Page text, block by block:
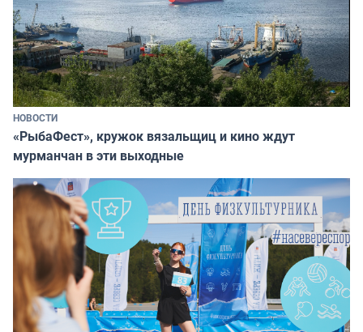
НОВОСТИ
«РыбаФест», кружок вязальщиц и кино ждут
мурманчан в эти выходные